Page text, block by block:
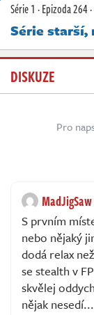
Série 1 ·Epizoda 264·
Série starší,
DISKUZE
Pro
MadJigSaw
S prvním
nebo nějaký
dodá relax
se stealth v
skvělej
nějak